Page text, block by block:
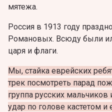
мятежа.
Россия в 1913 году
Романовых. Всюду были
царя и флаги.
Мы, стайка еврейских
трек посмотреть парад
группа русских мальчиков
удар по голове кастетом и